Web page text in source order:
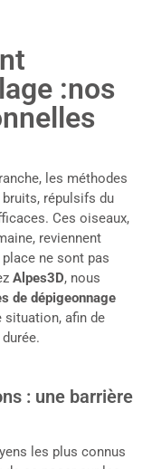
:nos
les méthodes
répulsifs du
Ces oiseaux,
reviennent
ne sont pas
Alpes3D, nous
de dépigeonnage
situation, afin de
: une barrière
les plus connus